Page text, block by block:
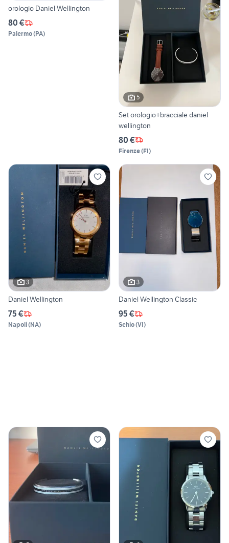
orologio Daniel Wellington
80 €
Palermo(PA)
5
Set orologio+bracciale daniel
wellington
80 €
Firenze(FI)
3
Daniel Wellington
75 €
Napoli(NA)
3
Daniel Wellington Classic
95 €
Schio(VI)